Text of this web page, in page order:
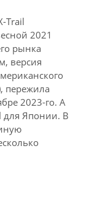
Trail
2021
рынка
версия
пережила
2023-го. А
для Японии. В